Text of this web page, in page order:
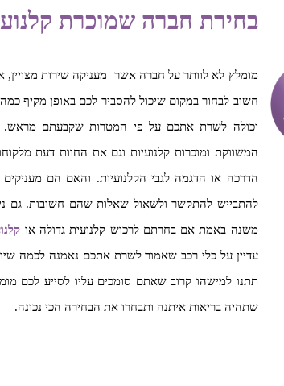
בחירת חברה שמוכרת
חשוב לבחור במקום שיכול להסביר לכם באופן מקיף
יכולה לשרת אתכם על פי המטרות שקבעתם מראש.
המשווקת ומוכרות קלנועיות וגם את החוות דעת
הדרכה או הדגמה לגבי הקלנועיות. והאם הם
להתבייש להתקשר ולשאול שאלות שהם חשובות. גם
משנה באמת אם בחרתם לרכוש קלנועית גדולה או
עדיין על כלי רכב שאמור לשרת אתכם נאמנה לכמה
תתנו למישהו קרוב שאתם סומכים עליו לסייע לכם
שתהיה בריאות איתנה ותבחרו את הבחירה הכי נכונה.